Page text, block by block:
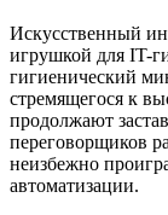
Искусственный
игрушкой для IT-
гигиенический
стремящегося к
продолжают
переговорщиков
неизбежно
автоматизации.